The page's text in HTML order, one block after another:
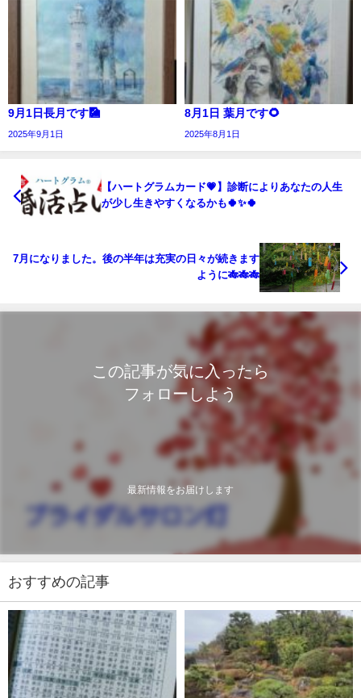
9月1日長月です🎑
2025年9月1日
8月1日 葉月です🌻
2025年8月1日
【ハートグラムカード💗】診断によりあなたの人生
が少し生きやすくなるかも🍀✨🍀
7月になりました。後の半年は充実の日々が続きます
ように🎋🎋🎋
この記事が気に入ったら
フォローしよう
最新情報をお届けします
おすすめの記事